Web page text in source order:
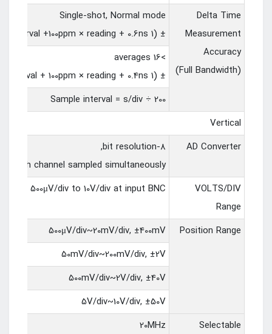
Delta Time
Measurement
Accuracy
(Full Bandwidth)
Single-shot, Normal mode
± (1 sample interval +100ppm × reading + 0.6ns)
>16 averages
± (1 sample interval + 100ppm × reading + 0.4ns)
Sample interval = s/div ÷ 200
Vertical
AD Converter
8-bit resolution,
each channel sampled simultaneously
VOLTS/DIV
Range
500μV/div to 10V/div at input BNC
Position Range
500μV/div~20mV/div, ±400mV
50mV/div~200mV/div, ±2V
500mV/div~2V/div, ±40V
5V/div~10V/div, ±50V
Selectable
20MHz